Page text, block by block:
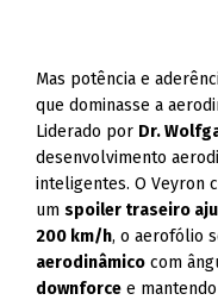
Mas potência e
que dominasse a
Liderado por Dr.
desenvolvimento
inteligentes. O Veyron
umspoiler traseiro
200 km/h, o aerofólio
aerodinâmico com
downforce e